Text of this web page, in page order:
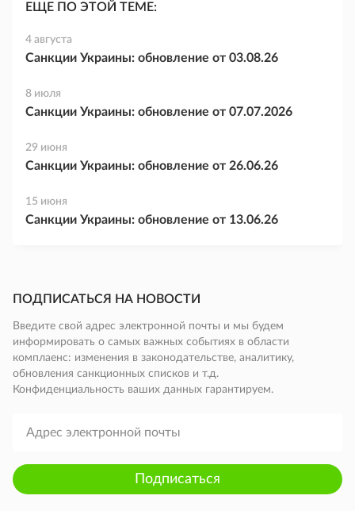
ЕЩЕ ПО ЭТОЙ ТЕМЕ:
4 августа
Санкции Украины: обновление от 03.08.26
8 июля
Санкции Украины: обновление от 07.07.2026
29 июня
Санкции Украины: обновление от 26.06.26
15 июня
Санкции Украины: обновление от 13.06.26
ПОДПИСАТЬСЯ НА НОВОСТИ
Введите свой адрес электронной почты и мы будем
информировать о самых важных событиях в области
комплаенс: изменения в законодательстве, аналитику,
обновления санкционных списков и т.д.
Конфиденциальность ваших данных гарантируем.
Подписаться